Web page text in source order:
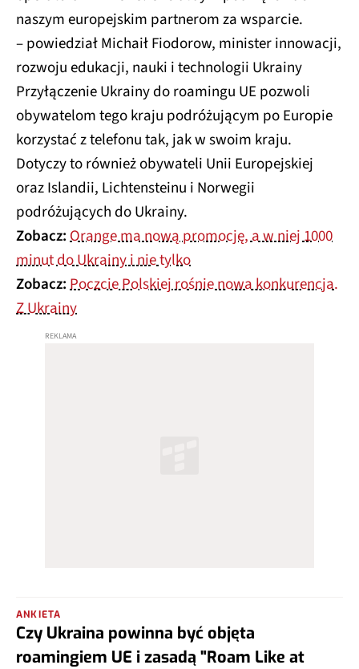
naszym europejskim partnerom za wsparcie.
– powiedział Michaił Fiodorow, minister innowacji,
rozwoju edukacji, nauki i technologii Ukrainy
Przyłączenie Ukrainy do roamingu UE pozwoli
obywatelom tego kraju podróżującym po Europie
korzystać z telefonu tak, jak w swoim kraju.
Dotyczy to również obywateli Unii Europejskiej
oraz Islandii, Lichtensteinu i Norwegii
podróżujących do Ukrainy.
Zobacz:Orange ma nową promocję, a w niej 1000
minut do Ukrainy i nie tylko
Zobacz:Poczcie Polskiej rośnie nowa konkurencja.
Z Ukrainy
ANKIETA
Czy Ukraina powinna być objęta
roamingiem UE i zasadą "Roam Like at